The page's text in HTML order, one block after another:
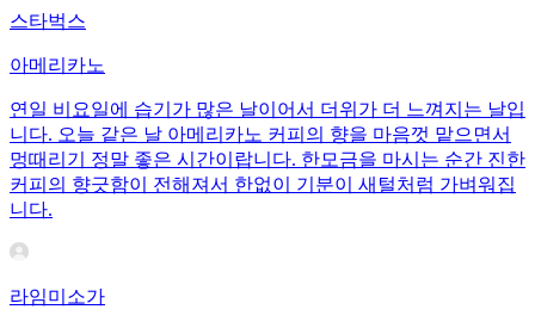
스타벅스
아메리카노
연일 비요일에 습기가 많은 날이어서 더위가 더 느껴지는 날입
니다. 오늘 같은 날 아메리카노 커피의 향을 마음껏 맡으면서
멍때리기 정말 좋은 시간이랍니다. 한모금을 마시는 순간 진한
커피의 향긋함이 전해져서 한없이 기분이 새털처럼 가벼워집
니다.
라임미소가